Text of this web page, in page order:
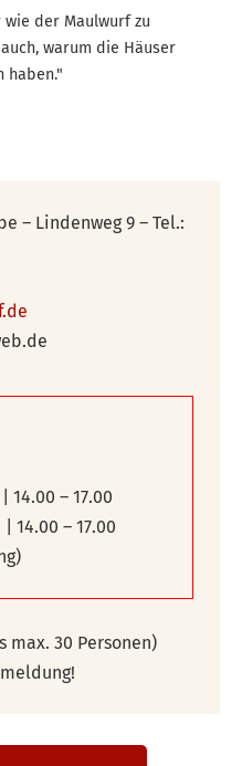
der Maulwurf zu
warum die Häuser
haben."
– Lindenweg 9 – Tel.:
14.00 – 17.00
14.00 – 17.00
max. 30 Personen)